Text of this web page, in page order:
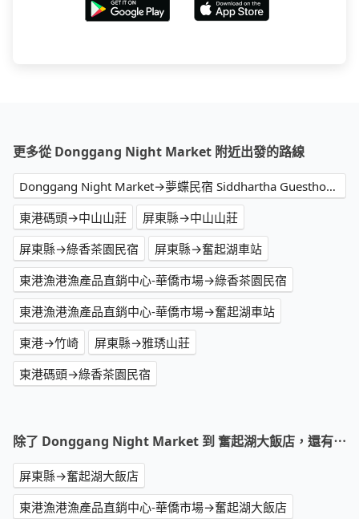
更多從 Donggang Night Market 附近出發的路線
Donggang Night Market→夢蝶民宿 Siddhartha Guesthouse
東港碼頭→中山山莊
屏東縣→中山山莊
屏東縣→綠香茶園民宿
屏東縣→奮起湖車站
東港漁港漁產品直銷中心-華僑市場→綠香茶園民宿
東港漁港漁產品直銷中心-華僑市場→奮起湖車站
東港→竹崎
屏東縣→雅琇山莊
東港碼頭→綠香茶園民宿
除了 Donggang Night Market 到 奮起湖大飯店，還有⋯
屏東縣→奮起湖大飯店
東港漁港漁產品直銷中心-華僑市場→奮起湖大飯店